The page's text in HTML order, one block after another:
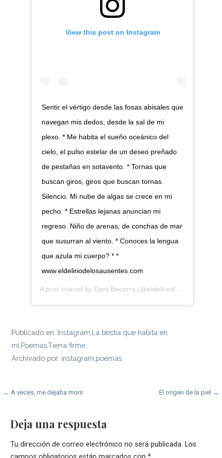
View this post on Instagram
Sentir el vértigo desde las fosas abisales que
navegan mis dedos, desde la sal de mi
plexo. * Me habita el sueño oceánico del
cielo, el pulso estelar de un deseo preñado
de pestañas en sotavento. * Tornas que
buscan giros, giros que buscan tornas.
Silencio. Mi nube de algas se crece en mi
pecho. * Estrellas lejanas anuncian mi
regreso. Niño de arenas, de conchas de mar
que susurran al viento. * Conoces la lengua
que azula mi cuerpo? * *
www.eldeliriodelosausentes.com
A post shared by Dani Becerra (@eldeliriodelosausentes) on
Publicado en: Instagram La bestia que habita en
mi Poemas,Tierra firme
Archivado por: instagram poemas
Navegación
entradas
← A veces, me dejaba morir El origen de la piel →
Deja una respuesta
Tu dirección de correo electrónico no será publicada. Los